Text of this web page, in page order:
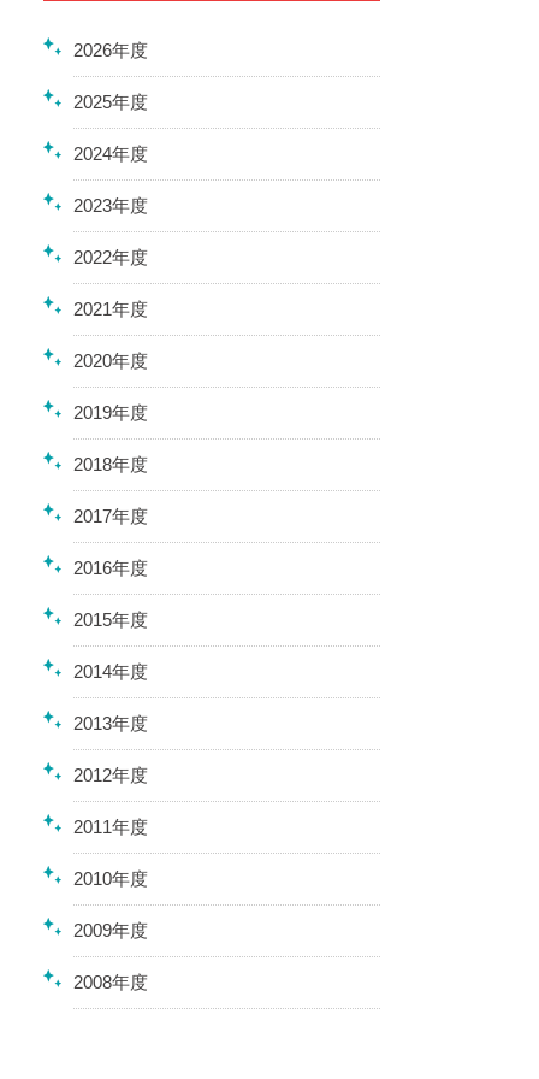
2026年度
2025年度
2024年度
2023年度
2022年度
2021年度
2020年度
2019年度
2018年度
2017年度
2016年度
2015年度
2014年度
2013年度
2012年度
2011年度
2010年度
2009年度
2008年度